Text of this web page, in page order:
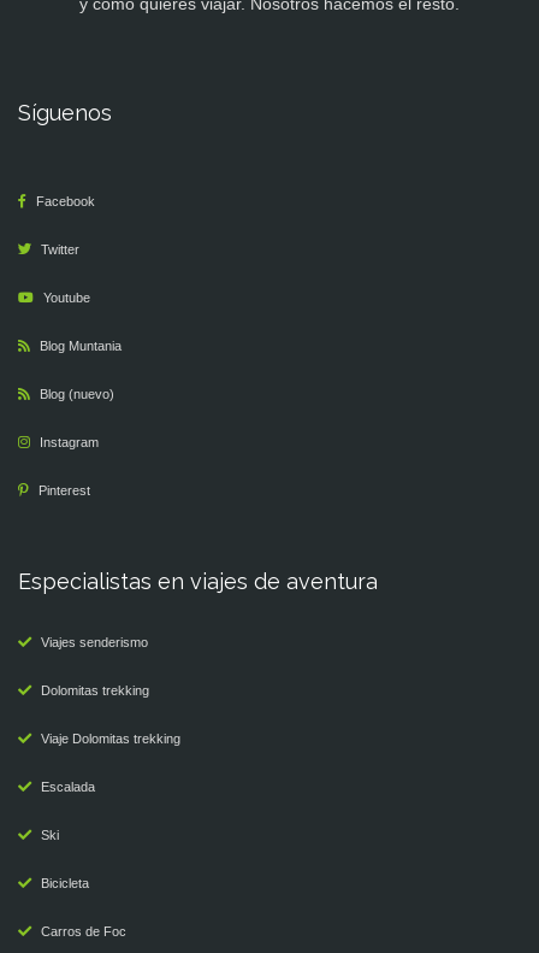
Síguenos
Facebook
Twitter
Youtube
Blog Muntania
Blog (nuevo)
Instagram
Pinterest
Especialistas en viajes de aventura
Viajes senderismo
Dolomitas trekking
Viaje Dolomitas trekking
Escalada
Ski
Bicicleta
Carros de Foc